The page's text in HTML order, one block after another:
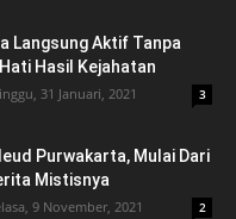
Langsung Aktif Tanpa
Hasil Kejahatan
31 Januari, 2021 3
Purwakarta, Mulai Dari
Mistisnya
9 November, 2021 2